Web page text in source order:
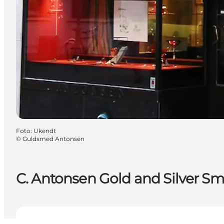
C. Antonsen Gold and Silver
Foto: Ukendt
© Guldsmed Antonsen